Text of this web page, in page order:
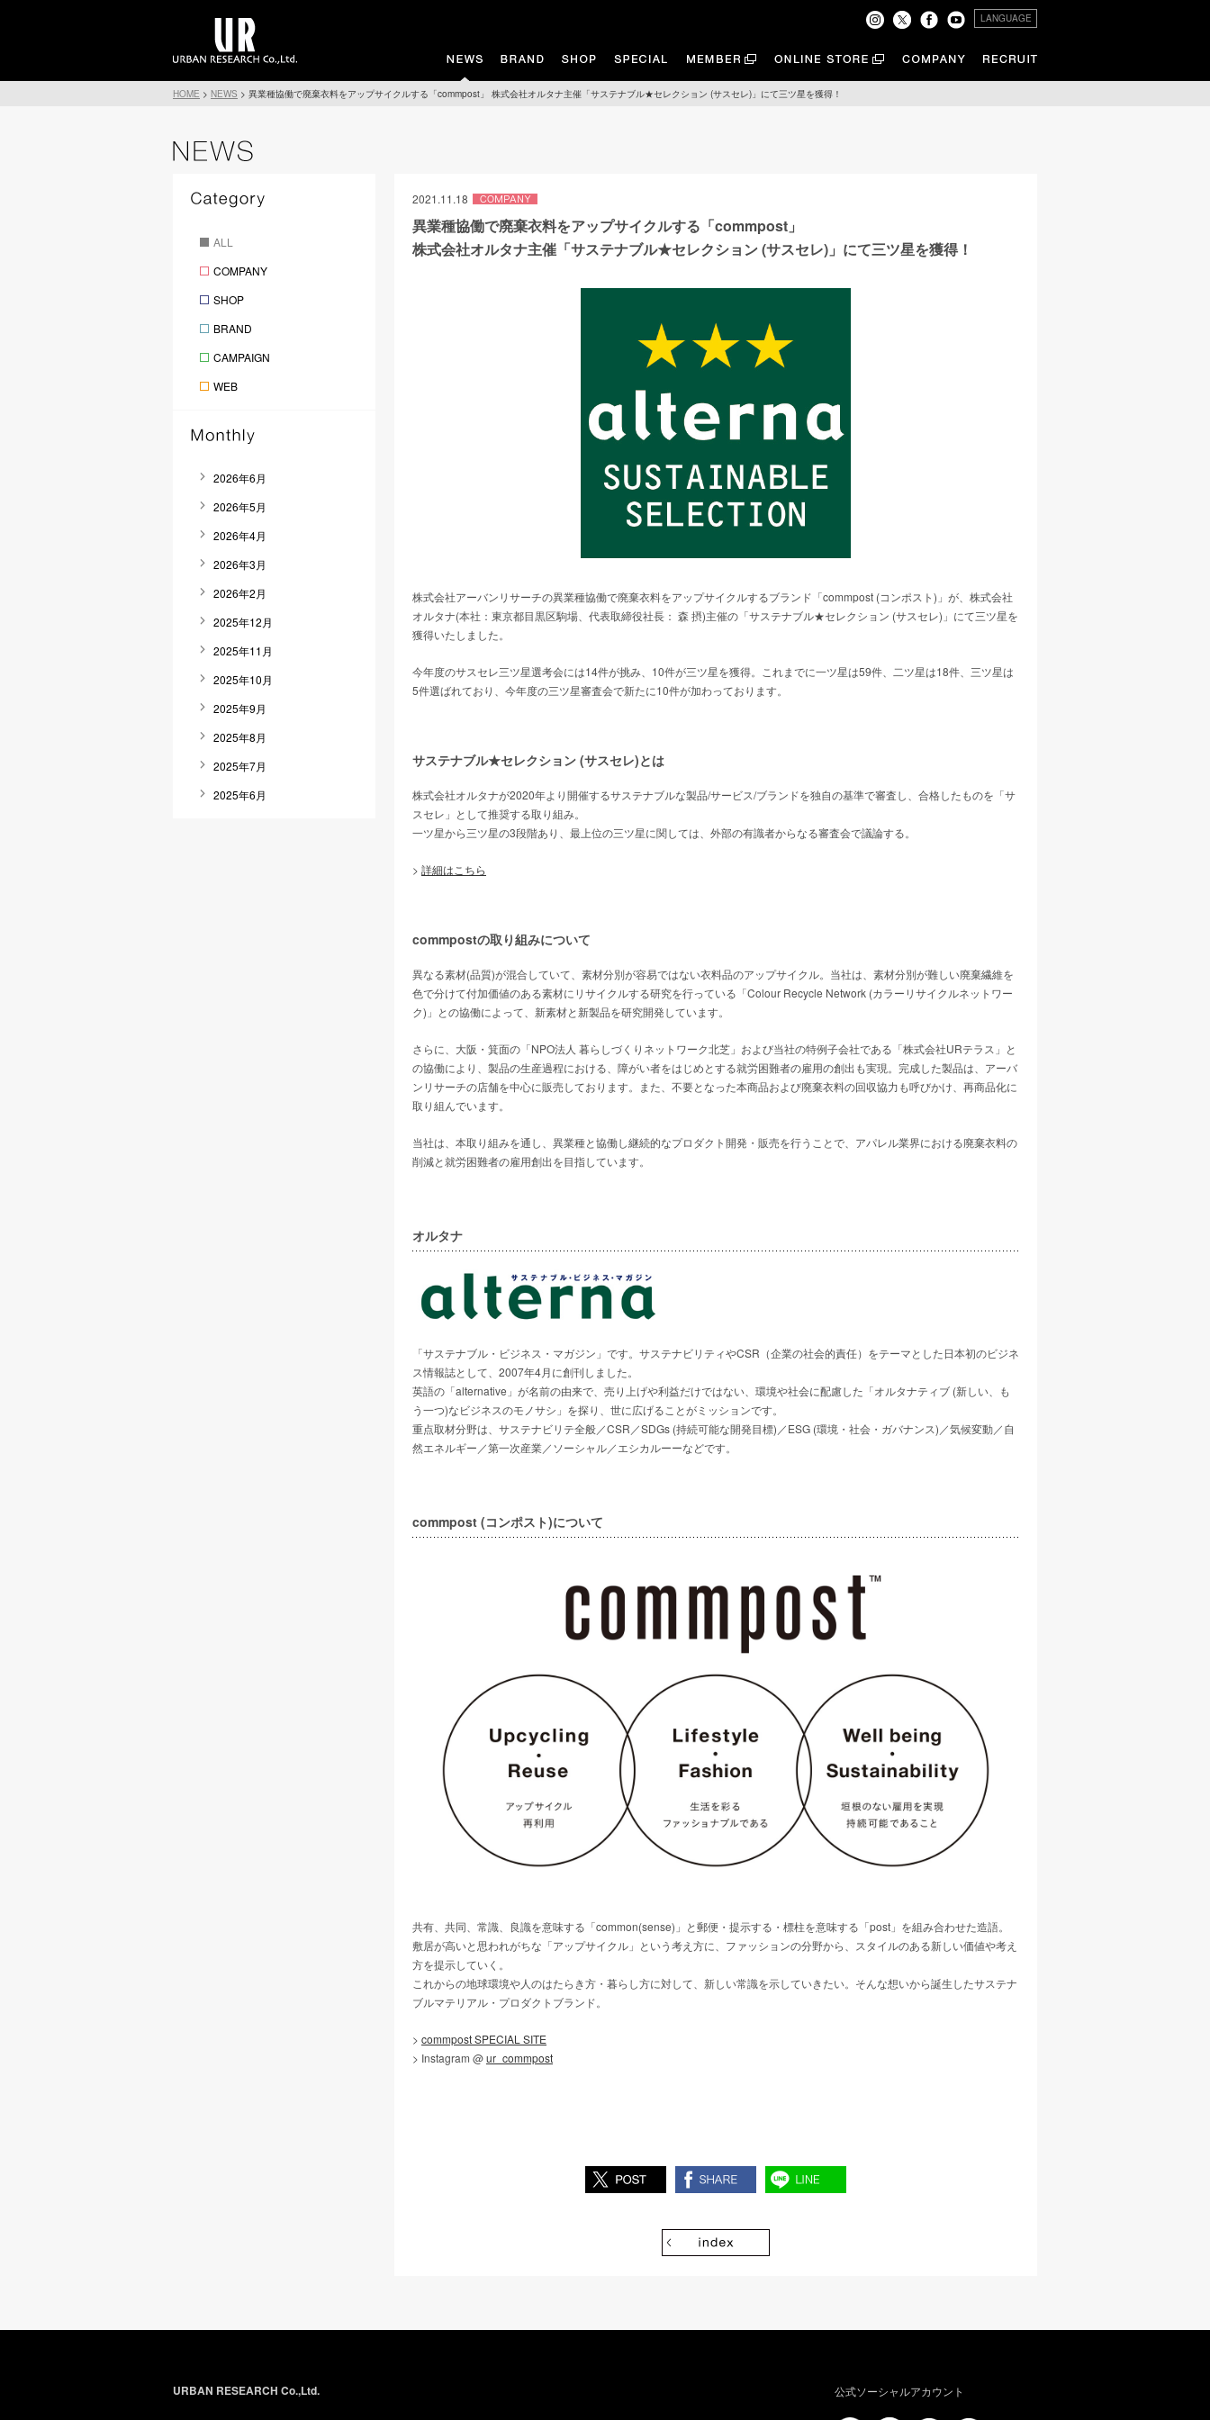
LANGUAGE
HOME > NEWS > 異業種協働で廃棄衣料をアップサイクルする「commpost」 株式会社オルタナ主催「サステナブル★セレクション (サスセレ)」にて三ツ星を獲得！
2021.11.18
異業種協働で廃棄衣料をアップサイクルする「commpost」
株式会社オルタナ主催「サステナブル★セレクション (サスセレ)」にて三ツ星を獲得！
株式会社アーバンリサーチの異業種協働で廃棄衣料をアップサイクルするブランド「commpost (コンポスト)」が、株式会社
オルタナ(本社：東京都目黒区駒場、代表取締役社長： 森 摂)主催の「サステナブル★セレクション (サスセレ)」にて三ツ星を
獲得いたしました。
今年度のサスセレ三ツ星選考会には14件が挑み、10件が三ツ星を獲得。これまでに一ツ星は59件、二ツ星は18件、三ツ星は
5件選ばれており、今年度の三ツ星審査会で新たに10件が加わっております。
サステナブル★セレクション (サスセレ)とは
株式会社オルタナが2020年より開催するサステナブルな製品/サービス/ブランドを独自の基準で審査し、合格したものを「サ
スセレ」として推奨する取り組み。
一ツ星から三ツ星の3段階あり、最上位の三ツ星に関しては、外部の有識者からなる審査会で議論する。
> 詳細はこちら
commpostの取り組みについて
異なる素材(品質)が混合していて、素材分別が容易ではない衣料品のアップサイクル。当社は、素材分別が難しい廃棄繊維を
色で分けて付加価値のある素材にリサイクルする研究を行っている「Colour Recycle Network (カラーリサイクルネットワー
ク)」との協働によって、新素材と新製品を研究開発しています。
さらに、大阪・箕面の「NPO法人 暮らしづくりネットワーク北芝」および当社の特例子会社である「株式会社URテラス」と
の協働により、製品の生産過程における、障がい者をはじめとする就労困難者の雇用の創出も実現。完成した製品は、アーバ
ンリサーチの店舗を中心に販売しております。また、不要となった本商品および廃棄衣料の回収協力も呼びかけ、再商品化に
取り組んでいます。
当社は、本取り組みを通し、異業種と協働し継続的なプロダクト開発・販売を行うことで、アパレル業界における廃棄衣料の
削減と就労困難者の雇用創出を目指しています。
オルタナ
「サステナブル・ビジネス・マガジン」です。サステナビリティやCSR（企業の社会的責任）をテーマとした日本初のビジネ
ス情報誌として、2007年4月に創刊しました。
英語の「alternative」が名前の由来で、売り上げや利益だけではない、環境や社会に配慮した「オルタナティブ (新しい、も
う一つ)なビジネスのモノサシ」を探り、世に広げることがミッションです。
重点取材分野は、サステナビリテ全般／CSR／SDGs (持続可能な開発目標)／ESG (環境・社会・ガバナンス)／気候変動／自
然エネルギー／第一次産業／ソーシャル／エシカルーーなどです。
commpost (コンポスト)について
共有、共同、常識、良識を意味する「common(sense)」と郵便・提示する・標柱を意味する「post」を組み合わせた造語。
敷居が高いと思われがちな「アップサイクル」という考え方に、ファッションの分野から、スタイルのある新しい価値や考え
方を提示していく。
これからの地球環境や人のはたらき方・暮らし方に対して、新しい常識を示していきたい。そんな想いから誕生したサステナ
ブルマテリアル・プロダクトブランド。
> commpost SPECIAL SITE
> Instagram @ur_commpost
ALL
COMPANY
SHOP
BRAND
CAMPAIGN
WEB
2026年6月
2026年5月
2026年4月
2026年3月
2026年2月
2025年12月
2025年11月
2025年10月
2025年9月
2025年8月
2025年7月
2025年6月
URBAN RESEARCH Co.,Ltd. 公式ソーシャルアカウント